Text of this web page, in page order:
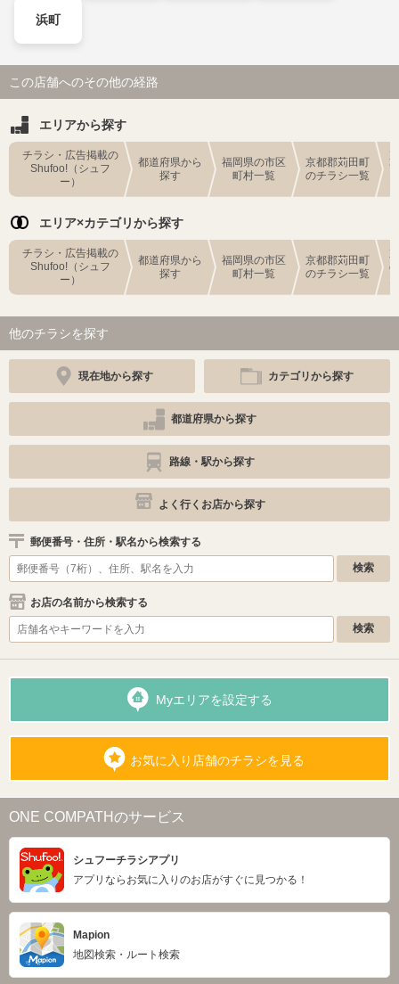
浜町
この店舗へのその他の経路
エリアから探す
チラシ・広告掲載の
Shufoo!（シュフ
ー）
都道府県から
探す
福岡県の市区
町村一覧
京都郡苅田町
のチラシ一覧
エリア×カテゴリから探す
チラシ・広告掲載の
Shufoo!（シュフ
ー）
都道府県から
探す
福岡県の市区
町村一覧
京都郡苅田町
のチラシ一覧
他のチラシを探す
現在地から探す カテゴリから探す
都道府県から探す
路線・駅から探す
よく行くお店から探す
郵便番号・住所・駅名から検索する
お店の名前から検索する
Myエリアを設定する
お気に入り店舗のチラシを見る
ONE COMPATHのサービス
シュフーチラシアプリ
アプリならお気に入りのお店がすぐに見つかる！
Mapion
地図検索・ルート検索